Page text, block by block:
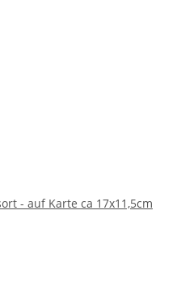
- auf Karte ca 17x11,5cm